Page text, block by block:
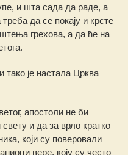
и шта сада да раде, а
да се покају и крсте
грехова, а да ће на
је настала Црква
апостоли не би
и да за врло кратко
који су поверовали
вере, коју су често